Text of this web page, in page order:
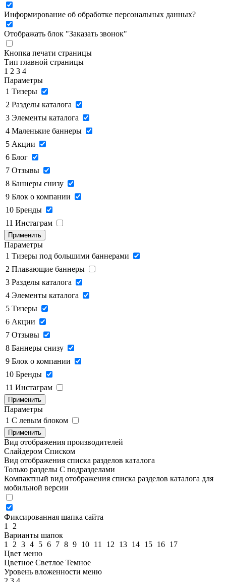
Информирование об обработке персональных данных?
Отображать блок "Заказать звонок"
Кнопка печати страницы
Тип главной страницы
1 2 3 4
Параметры
1 Тизеры
2 Разделы каталога
3 Элементы каталога
4 Маленькие баннеры
5 Акции
6 Блог
7 Отзывы
8 Баннеры снизу
9 Блок о компании
10 Бренды
11 Инстаграм
Применить
Параметры
1 Тизеры под большими баннерами
2 Плавающие баннеры
3 Разделы каталога
4 Элементы каталога
5 Тизеры
6 Акции
7 Отзывы
8 Баннеры снизу
9 Блок о компании
10 Бренды
11 Инстаграм
Применить
Параметры
1 C левым блоком
Применить
Вид отображения производителей
Слайдером Списком
Вид отображения списка разделов каталога
Только разделы С подразделами
Компактный вид отображения списка разделов каталога для
мобильной версии
Фиксированная шапка сайта
1
2
Варианты шапок
1
2 3 4 5 6 7 8 9 10 11 12 13 14 15 16 17
Цвет меню
Цветное Светлое Темное
Уровень вложенности меню